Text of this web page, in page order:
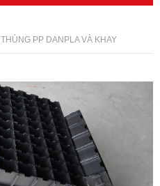
THÙNG PP DANPLA VÀ KHAY